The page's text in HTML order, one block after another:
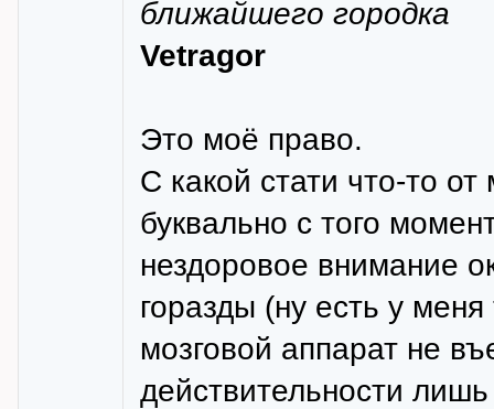
ближайшего городка
Vetragor
Это моё право.
С какой стати что-то
буквально с того
нездоровое внимание
горазды (ну есть у
мозговой аппарат не
действительности